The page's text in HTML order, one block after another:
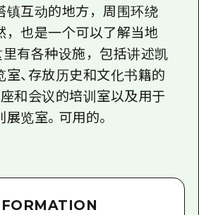
生期间的交通信息
光宣传册
镇互动的地方，周围环绕
，也是一个可以了解当地
里有各种设施，包括讲述凯
、存放历史和文化书籍的
和会议的培训室以及用于
览室。可用的。